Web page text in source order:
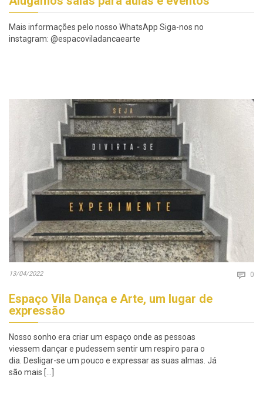
Mais informações pelo nosso WhatsApp Siga-nos no
instagram: @espacoviladancaearte
13/04/2022  0
Espaço Vila Dança e Arte, um lugar de
expressão
Nosso sonho era criar um espaço onde as pessoas
viessem dançar e pudessem sentir um respiro para o
dia. Desligar-se um pouco e expressar as suas almas. Já
são mais […]